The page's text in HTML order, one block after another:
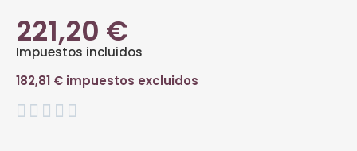
221,20 €
Impuestos incluidos
182,81 € impuestos excluidos
    